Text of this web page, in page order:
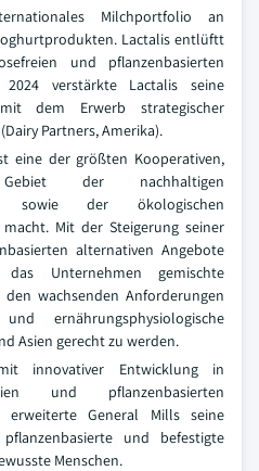
Milchportfolio an
Lactalis entlüftt
und pflanzenbasierten
verstärkte Lactalis seine
dem Erwerb strategischer
Partners, Amerika).
eine der größten Kooperativen,
der nachhaltigen
sowie der ökologischen
Mit der Steigerung seiner
alternativen Angebote
Unternehmen gemischte
wachsenden Anforderungen
ernährungsphysiologische
Asien gerecht zu werden.
innovativer Entwicklung in
und pflanzenbasierten
erweiterte General Mills seine
und befestigte
Menschen.